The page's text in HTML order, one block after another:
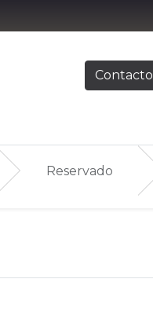
Contacto
Reservado